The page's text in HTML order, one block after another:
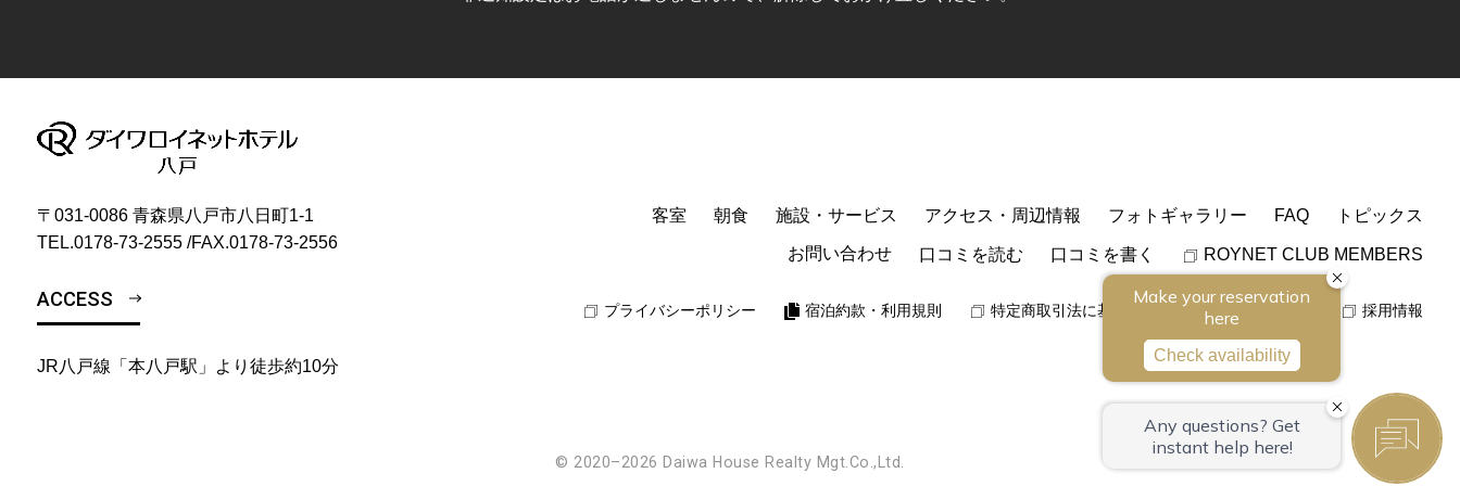
〒031-0086 青森県八戸市八日町1-1
TEL.0178-73-2555 /FAX.0178-73-2556
ACCESS
JR八戸線「本八戸駅」より徒歩約10分
客室 朝食 施設・サービス アクセス・周辺情報 フォトギャラリー FAQ トピックス
お問い合わせ 口コミを読む 口コミを書く ROYNET CLUB MEMBERS
プライバシーポリシー 宿泊約款・利用規則 特定商取引法に基づく表記 採用情報
© 2020–2026 Daiwa House Realty Mgt.Co.,Ltd.